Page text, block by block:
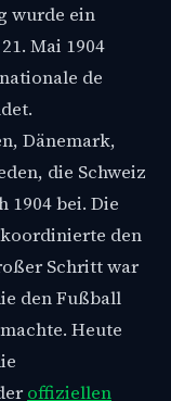
wurde ein
Mai 1904
de
Dänemark,
die Schweiz
1904 bei. Die
den
Schritt war
den Fußball
Heute
offiziellen